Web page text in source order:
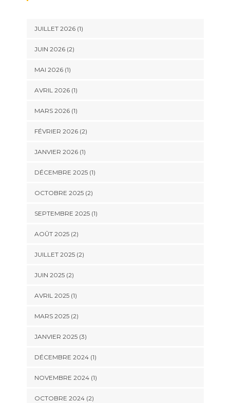
JUILLET 2026(1)
JUIN 2026(2)
MAI 2026(1)
AVRIL 2026(1)
MARS 2026(1)
FÉVRIER 2026(2)
JANVIER 2026(1)
DÉCEMBRE 2025(1)
OCTOBRE 2025(2)
SEPTEMBRE 2025(1)
AOÛT 2025(2)
JUILLET 2025(2)
JUIN 2025(2)
AVRIL 2025(1)
MARS 2025(2)
JANVIER 2025(3)
DÉCEMBRE 2024(1)
NOVEMBRE 2024(1)
OCTOBRE 2024(2)